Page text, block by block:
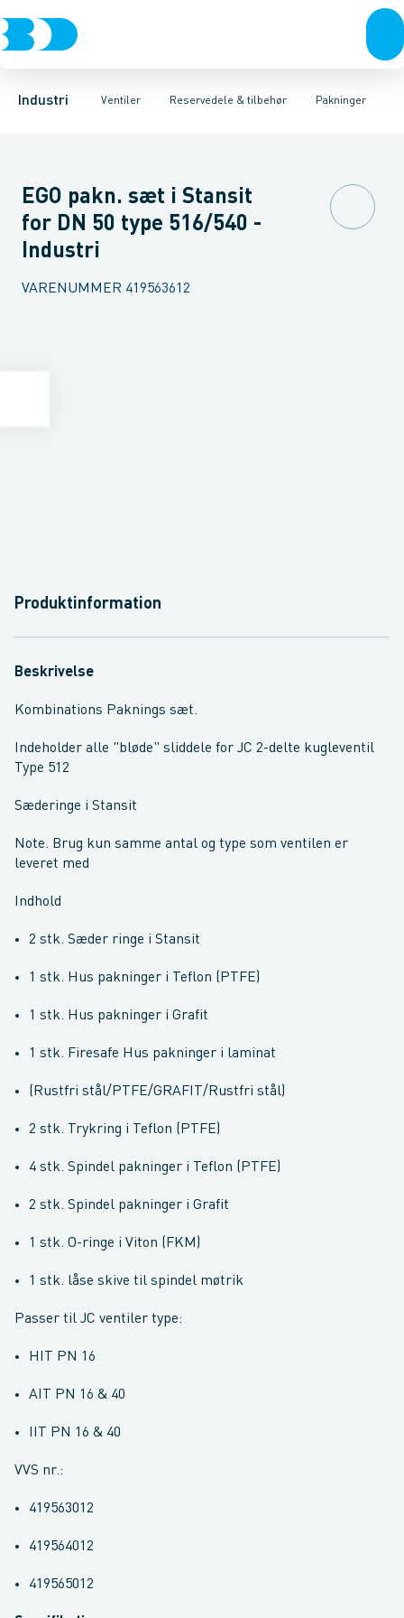
Industri Ventiler
VentilerRustfrit stål Sort stålGalvaniseret stål PlastIndustri
Reservedele & tilbehør
3-Delte kugleventiler 2-Delte kugleventiler3-VejsPakninger
SpindelforlængereHåndtagReduktionerBeslag & låseskiver
EGO pakn. sæt i Stansit
for DN 50 type 516/540 -
Industri
VARENUMMER 419563612
Produktinformation
Beskrivelse
Kombinations Paknings sæt.
Indeholder alle "bløde" sliddele for JC 2-delte kugleventil
Type 512
Sæderinge i Stansit
Note. Brug kun samme antal og type som ventilen er
leveret med
Indhold
2 stk. Sæder ringe i Stansit
1 stk. Hus pakninger i Teflon (PTFE)
1 stk. Hus pakninger i Grafit
1 stk. Firesafe Hus pakninger i laminat
(Rustfri stål/PTFE/GRAFIT/Rustfri stål)
2 stk. Trykring i Teflon (PTFE)
4 stk. Spindel pakninger i Teflon (PTFE)
2 stk. Spindel pakninger i Grafit
1 stk. O-ringe i Viton (FKM)
1 stk. låse skive til spindel møtrik
Passer til JC ventiler type:
HIT PN 16
AIT PN 16 & 40
IIT PN 16 & 40
VVS nr.:
419563012
419564012
419565012